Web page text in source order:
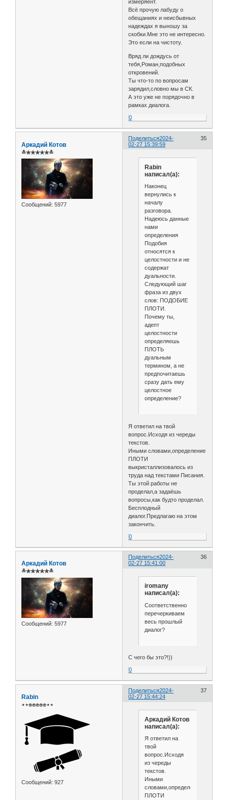
измеряент.
Всё прочую лабуду о
обещаниях и неисбывных
надеждах я выношу за
скобки.Мне это не интересно.
Это если на чистоту.
Вряд ли дождусь от
тебя,Роман,подобных
откровений.
Ты что-то по вопросам
зарядил,словно мы в СК.
А это уже не порядочно в
рамках диалога.
0
Поделиться 35
2024-
02-27 15:39:59
Аркадий Котов
≛✯✯✯✯✯≛
Сообщений: 5977
Rabin
написал(а):
Наконец
вернулись к
началу
разговора.
Надеюсь данные
нами
определения
Подобия
относятся к
целостности и не
содержат
дуальности.
Следующий шаг
фраза из двух
слов: ПОДОБИЕ
ПЛОТИ.
Почему ты,
адепт
целостности
определяешь
ПЛОТЬ
дуальным
термином, а не
предпочитаешь
сразу дать ему
целостное
определение?
Я ответил на твой
вопрос.Исходя из череды
текстов.
Иными словами,определение
ПЛОТИ
выкристаллизовалось из
труда над текстами Писания.
Ты этой работы не
проделал,а задаёшь
вопросы,как будто проделал.
Бесплодный
диалог.Предлагаю на этом
закончить.
0
Поделиться 36
2024-
02-27 15:41:00
Аркадий Котов
≛✯✯✯✯✯≛
Сообщений: 5977
iromany
написал(а):
Соответственно
перечеркиваем
весь прошлый
диалог?
С чего бы это?!))
0
Поделиться 37
2024-
02-27 15:44:24
Rabin
⋆⋆⍟⍟⍟⍟⍟⋆⋆
Сообщений: 927
Аркадий Котов
написал(а):
Я ответил на
твой
вопрос.Исходя
из череды
текстов.
Иными
словами,определение
ПЛОТИ